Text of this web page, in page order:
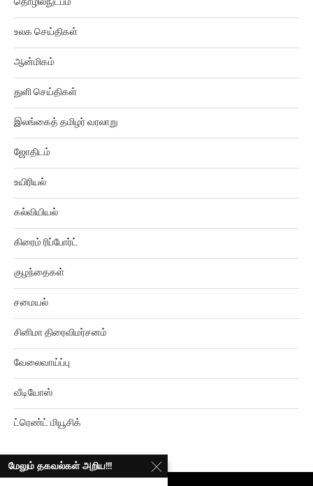
உலக செய்திகள்
ஆன்மிகம்
துளி செய்திகள்
இலங்கைத் தமிழர் வரலாறு
ஜோதிடம்
உயிரியல்
கல்வியியல்
கிரைம் ரிப்போர்ட்
குழந்தைகள்
சமையல்
சினிமா திரைவிமர்சனம்
வேலைவாய்ப்பு
வீடியோஸ்
ட்ரெண்ட் மியூசிக்
மேலும் தகவல்கள் அறிய!!!